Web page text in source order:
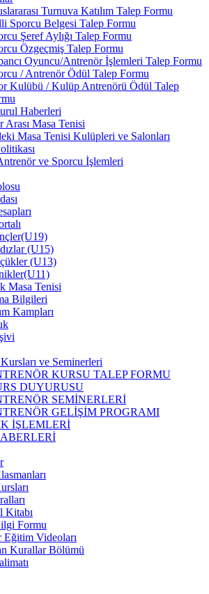
Turnuva Katılım Talep Formu
Sporcu Belgesi Talep Formu
Şeref Aylığı Talep Formu
Özgeçmiş Talep Formu
Oyuncu/Antrenör İşlemleri Talep Formu
/ Antrenör Ödül Talep Formu
Kulübü / Kulüp Antrenörü Ödül Talep
Haberleri
Masa Tenisi
Masa Tenisi Kulüpleri ve Salonları
ve Sporcu İşlemleri
(U15)
(U13)
Masa Tenisi
Bilgileri
Kampları
ve Seminerleri
KURSU TALEP FORMU
DUYURUSU
SEMİNERLERİ
GELİŞİM PROGRAMI
İŞLEMLERİ
Kitabı
Formu
Eğitim Videoları
Kurallar Bölümü